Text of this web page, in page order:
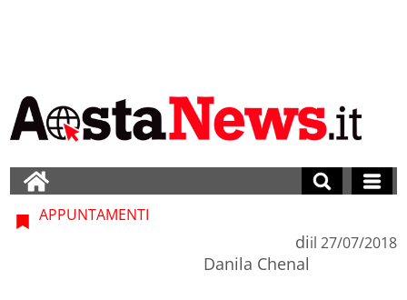
APPUNTAMENTI
di
Danila Chenal
il 27/07/2018